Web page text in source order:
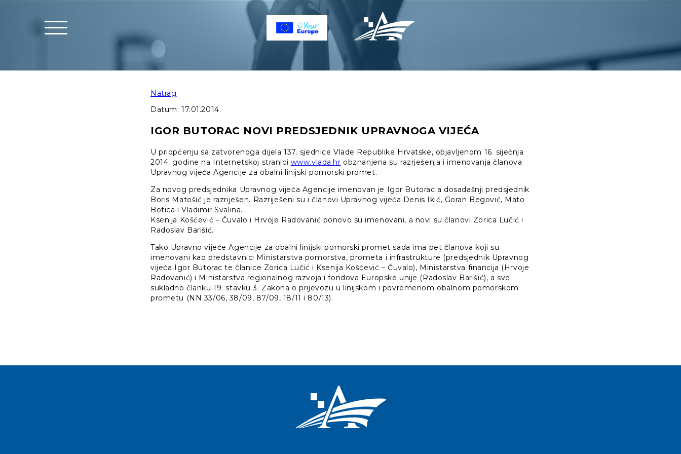
Natrag
Datum: 17.01.2014.
IGOR BUTORAC NOVI PREDSJEDNIK UPRAVNOGA VIJEĆA
U priopćenju sa zatvorenoga dijela 137. sjednice Vlade Republike Hrvatske, objavljenom 16. siječnja
2014. godine na Internetskoj stranici www.vlada.hr obznanjena su razrješenja i imenovanja članova
Upravnog vijeća Agencije za obalni linijski pomorski promet.
Za novog predsjednika Upravnog vijeća Agencije imenovan je Igor Butorac a dosadašnji predsjednik
Boris Matošić je razriješen. Razriješeni su i članovi Upravnog vijeća Denis Ikić, Goran Begović, Mato
Botica i Vladimir Svalina.
Ksenija Košćević – Čuvalo i Hrvoje Radovanić ponovo su imenovani, a novi su članovi Zorica Lučić i
Radoslav Barišić.
Tako Upravno vijeće Agencije za obalni linijski pomorski promet sada ima pet članova koji su
imenovani kao predstavnici Ministarstva pomorstva, prometa i infrastrukture (predsjednik Upravnog
vijeća Igor Butorac te članice Zorica Lučić i Ksenija Košćević – Čuvalo), Ministarstva financija (Hrvoje
Radovanić) i Ministarstva regionalnog razvoja i fondova Europske unije (Radoslav Barišić), a sve
sukladno članku 19. stavku 3. Zakona o prijevozu u linijskom i povremenom obalnom pomorskom
prometu (NN 33/06, 38/09, 87/09, 18/11 i 80/13).